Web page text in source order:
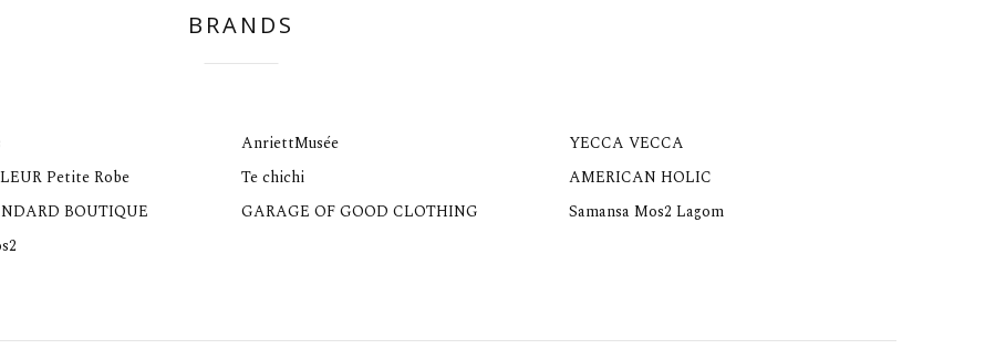
BRANDS
AnriettMusée
YECCA VECCA
Petite Robe Te chichi
AMERICAN HOLIC
BOUTIQUE GARAGE OF GOOD CLOTHING
Samansa Mos2 Lagom